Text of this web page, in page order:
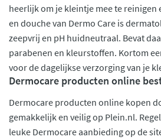
heerlijk om je kleintje mee te reinigen
en douche van Dermo Care is
zeepvrij en pH huidneutraal. Bevat
parabenen en kleurstoffen. Kortom
voor de dagelijkse verzorging van je
Dermocare producten online
Dermocare producten online kopen
gemakkelijk en veilig op Plein.nl.
leuke Dermocare aanbieding op de